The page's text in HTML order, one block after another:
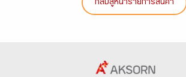
กลับสู่หน้ารายการสินค้า